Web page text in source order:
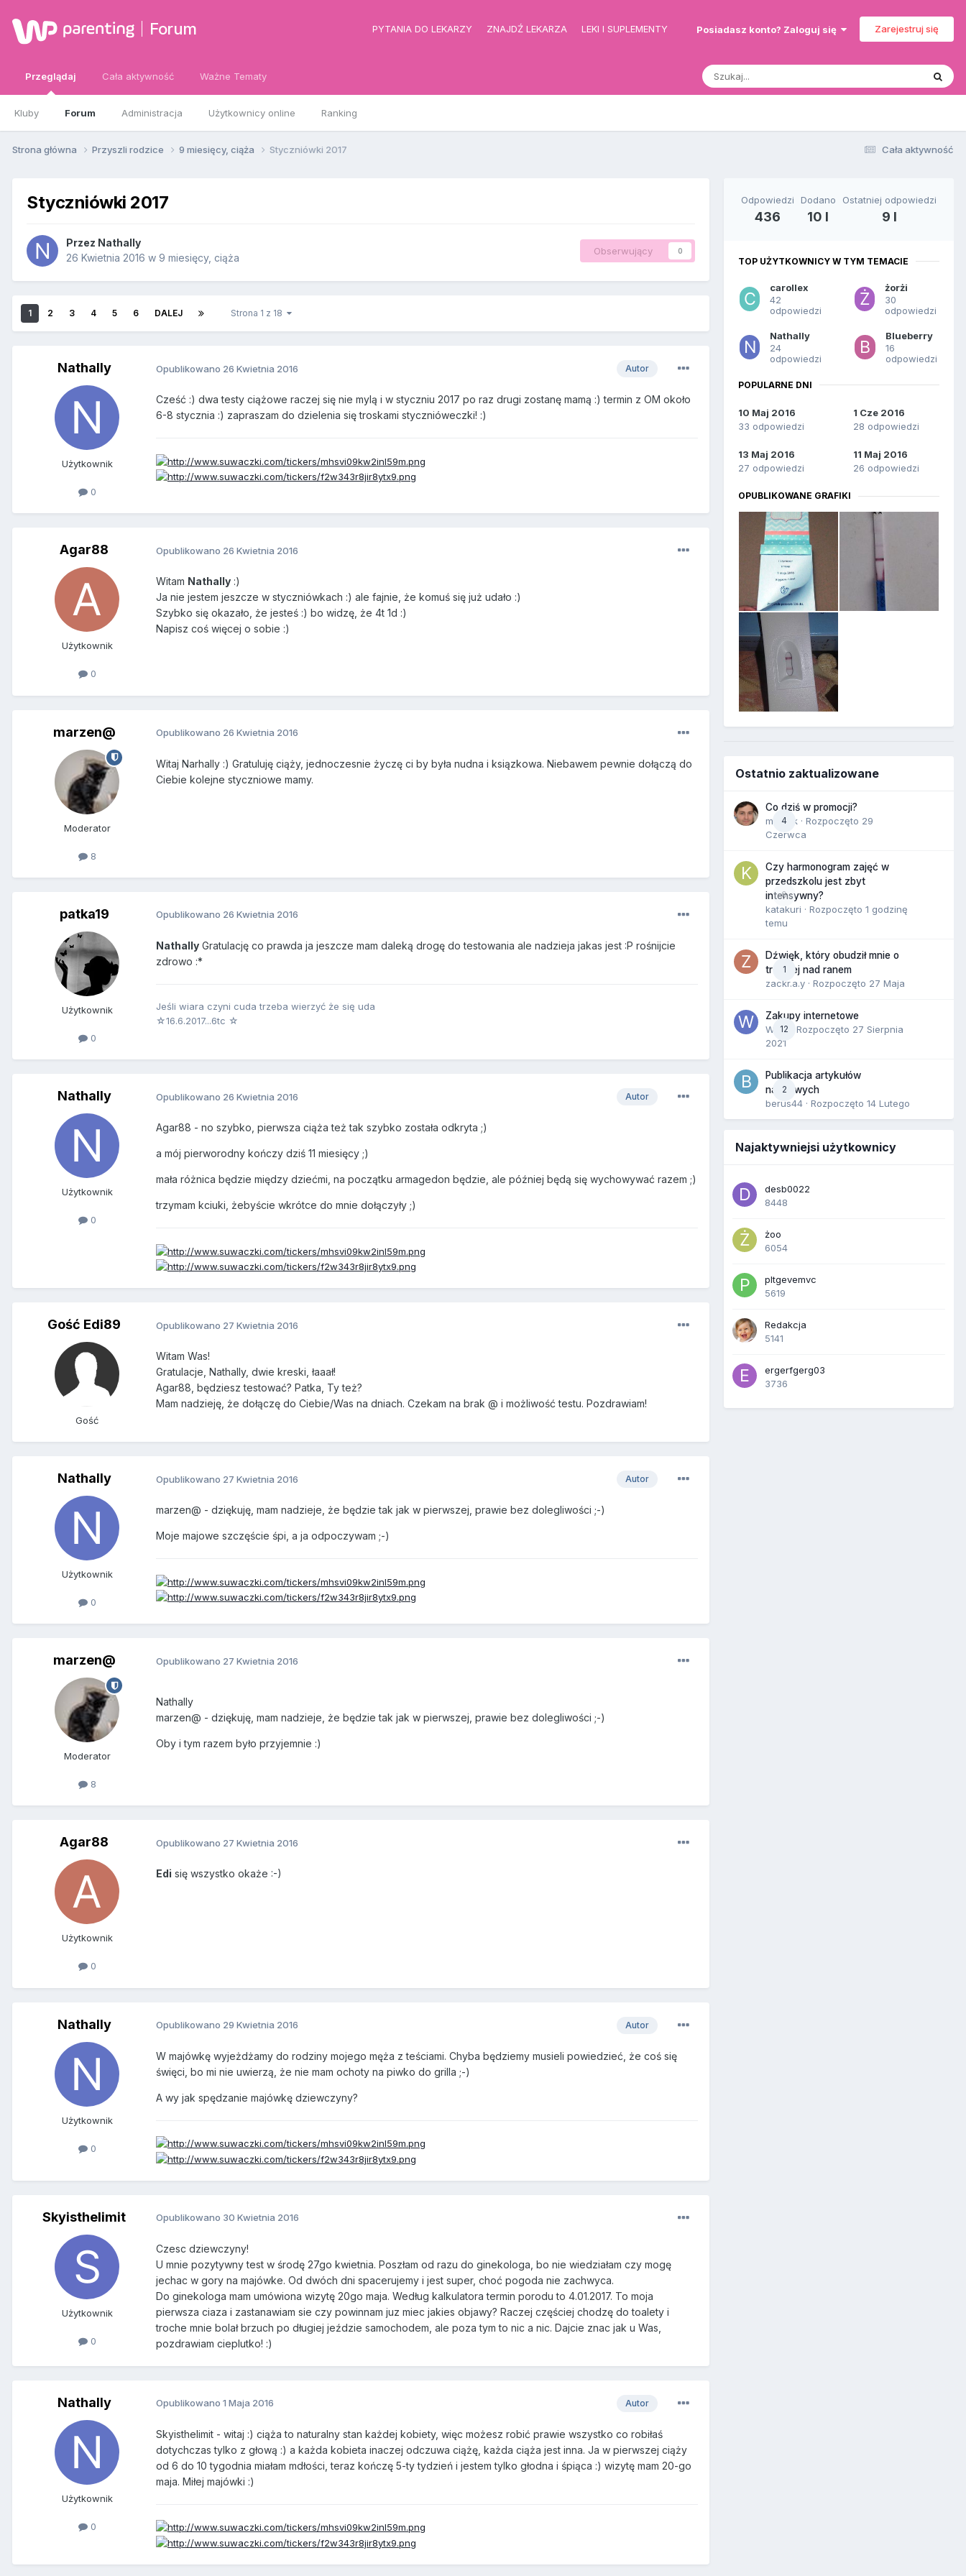
Forum PYTANIA DO LEKARZY ZNAJDŹ LEKARZA LEKI I SUPLEMENTY Posiadasz konto? Zaloguj się Zarejestruj się
Przeglądaj
Kluby Forum Administracja Użytkownicy online Ranking
Cała aktywność Ważne Tematy
Cała aktywność
Strona główna Przyszli rodzice 9 miesięcy, ciąża Styczniówki 2017
Styczniówki 2017
Przez Nathally
26 Kwietnia 2016 w 9 miesięcy, ciąża
Obserwujący 0
1 2 3 4 5 6 DALEJ Strona 1 z 18
Nathally
Użytkownik
0
Autor
Opublikowano 26 Kwietnia 2016
Cześć :) dwa testy ciążowe raczej się nie mylą i w styczniu 2017 po raz drugi zostanę mamą :) termin z OM około
6-8 stycznia :) zapraszam do dzielenia się troskami stycznióweczki! :)
Agar88
Użytkownik
0
Opublikowano 26 Kwietnia 2016
Witam Nathally :)
Ja nie jestem jeszcze w styczniówkach :) ale fajnie, że komuś się już udało :)
Szybko się okazało, że jesteś :) bo widzę, że 4t 1d :)
Napisz coś więcej o sobie :)
marzen@
Moderator
8
Opublikowano 26 Kwietnia 2016
Witaj Narhally :) Gratuluję ciąży, jednoczesnie życzę ci by była nudna i ksiązkowa. Niebawem pewnie dołączą do
Ciebie kolejne styczniowe mamy.
patka19
Użytkownik
0
Opublikowano 26 Kwietnia 2016
Nathally Gratulację co prawda ja jeszcze mam daleką drogę do testowania ale nadzieja jakas jest :P rośnijcie
zdrowo :*
Jeśli wiara czyni cuda trzeba wierzyć że się uda
☆16.6.2017...6tc ☆
Nathally
Użytkownik
0
Autor
Opublikowano 26 Kwietnia 2016
Agar88 - no szybko, pierwsza ciąża też tak szybko została odkryta ;)
a mój pierworodny kończy dziś 11 miesięcy ;)
mała różnica będzie między dziećmi, na początku armagedon będzie, ale później będą się wychowywać razem ;)
trzymam kciuki, żebyście wkrótce do mnie dołączyły ;)
Gość Edi89
Gość
Opublikowano 27 Kwietnia 2016
Witam Was!
Gratulacje, Nathally, dwie kreski, łaaał!
Agar88, będziesz testować? Patka, Ty też?
Mam nadzieję, że dołączę do Ciebie/Was na dniach. Czekam na brak @ i możliwość testu. Pozdrawiam!
Nathally
Użytkownik
0
Autor
Opublikowano 27 Kwietnia 2016
marzen@ - dziękuję, mam nadzieje, że będzie tak jak w pierwszej, prawie bez dolegliwości ;-)
Moje majowe szczęście śpi, a ja odpoczywam ;-)
marzen@
Moderator
8
Opublikowano 27 Kwietnia 2016
Nathally
marzen@ - dziękuję, mam nadzieje, że będzie tak jak w pierwszej, prawie bez dolegliwości ;-)
Oby i tym razem było przyjemnie :)
Agar88
Użytkownik
0
Opublikowano 27 Kwietnia 2016
Edi się wszystko okaże :-)
Nathally
Użytkownik
0
Autor
Opublikowano 29 Kwietnia 2016
W majówkę wyjeżdżamy do rodziny mojego męża z teściami. Chyba będziemy musieli powiedzieć, że coś się
święci, bo mi nie uwierzą, że nie mam ochoty na piwko do grilla ;-)
A wy jak spędzanie majówkę dziewczyny?
Skyisthelimit
Użytkownik
0
Opublikowano 30 Kwietnia 2016
Czesc dziewczyny!
U mnie pozytywny test w środę 27go kwietnia. Poszłam od razu do ginekologa, bo nie wiedziałam czy mogę
jechac w gory na majówke. Od dwóch dni spacerujemy i jest super, choć pogoda nie zachwyca.
Do ginekologa mam umówiona wizytę 20go maja. Według kalkulatora termin porodu to 4.01.2017. To moja
pierwsza ciaza i zastanawiam sie czy powinnam juz miec jakies objawy? Raczej częściej chodzę do toalety i
troche mnie bolał brzuch po długiej jeździe samochodem, ale poza tym to nic a nic. Dajcie znac jak u Was,
pozdrawiam cieplutko! :)
Nathally
Użytkownik
0
Autor
Opublikowano 1 Maja 2016
Skyisthelimit - witaj :) ciąża to naturalny stan każdej kobiety, więc możesz robić prawie wszystko co robiłaś
dotychczas tylko z głową :) a każda kobieta inaczej odczuwa ciążę, każda ciąża jest inna. Ja w pierwszej ciąży
od 6 do 10 tygodnia miałam mdłości, teraz kończę 5-ty tydzień i jestem tylko głodna i śpiąca :) wizytę mam 20-go
maja. Miłej majówki :)
Odpowiedzi
436
Dodano
10 l
Ostatniej odpowiedzi
9 l
TOP UŻYTKOWNICY W TYM TEMACIE
carollex
42
odpowiedzi
żorżi
30
odpowiedzi
Nathally
24
odpowiedzi
Blueberry
16
odpowiedzi
POPULARNE DNI
10 Maj 2016
33 odpowiedzi
1 Cze 2016
28 odpowiedzi
13 Maj 2016
27 odpowiedzi
11 Maj 2016
26 odpowiedzi
OPUBLIKOWANE GRAFIKI
Ostatnio zaktualizowane
4
Co dziś w promocji?
maciek · Rozpoczęto 29
Czerwca
0
Czy harmonogram zajęć w
przedszkolu jest zbyt
intensywny?
katakuri · Rozpoczęto 1 godzinę
temu
1
Dźwięk, który obudził mnie o
trzeciej nad ranem
zackr.a.y · Rozpoczęto 27 Maja
12
Zakupy internetowe
Wula · Rozpoczęto 27 Sierpnia
2021
2
Publikacja artykułów
naukowych
berus44 · Rozpoczęto 14 Lutego
Najaktywniejsi użytkownicy
desb0022
8448
żoo
6054
pltgevemvc
5619
Redakcja
5141
ergerfgerg03
3736